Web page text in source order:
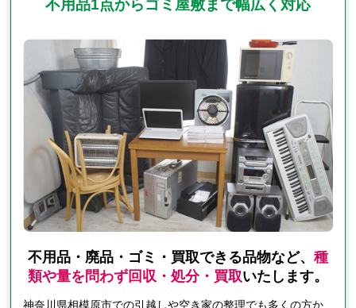
不用品1点からゴミ屋敷まで幅広く対応
不用品・廃品・ゴミ・買取できる品物など、 種
類や量を問わず回収・処分・買取いたします。
神奈川県相模原市での引越しや空き家の整理でも多くの方か